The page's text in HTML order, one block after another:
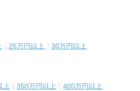
25万円以上 30万円以上
上 350万円以上 400万円以上